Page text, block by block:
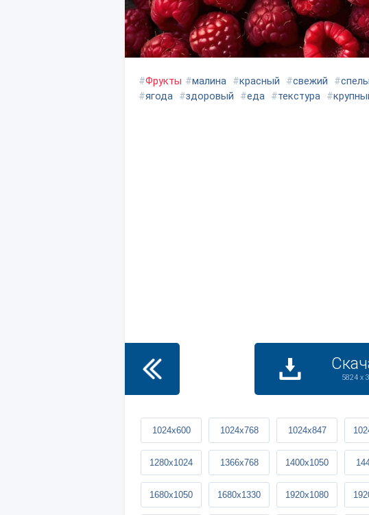
#Фрукты #малина #красный #свежий #
#ягода #здоровый #еда #текстура #
5824 x
1024x600 1024x768 1024x847
1280x1024 1366x768 1400x1050
1680x1050 1680x1330 1920x1080